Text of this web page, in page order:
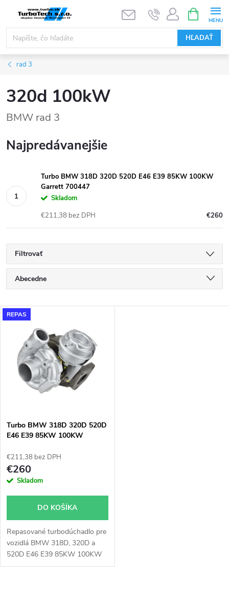
obsah
HĽADAŤ
KOŠÍK
rad 3
320d 100kW
BMW rad 3
Najpredávanejšie
Turbo BMW 318D 320D 520D E46 E39 85KW 100KW
Garrett 700447
Skladom
€260
€211,38 bez DPH
Filtrovať
R
a
e
p
r
d
u
Abecedne
Najdrahšie
Najpredávanejšie
V
p
s
p
r
o
d
u
k
REPAS
Turbo BMW 318D 320D 520D
E46 E39 85KW 100KW
€211,38 bez DPH
€260
Skladom
DO KOŠÍKA
Repasované turbodúchadlo pre
vozidlá BMW 318D, 320D a
520D E46 E39 85KW 100KW
Garrett 700447